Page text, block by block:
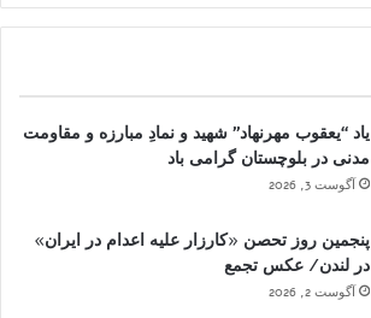
یاد “یعقوب مهرنهاد” شهید و نمادِ مبارزه و مقاومت
مدنی در بلوچستان گرامی باد
آگوست 3, 2026
پنجمین روز تحصن «کارزار علیه اعدام در ایران»
در لندن/ عکس تجمع
آگوست 2, 2026